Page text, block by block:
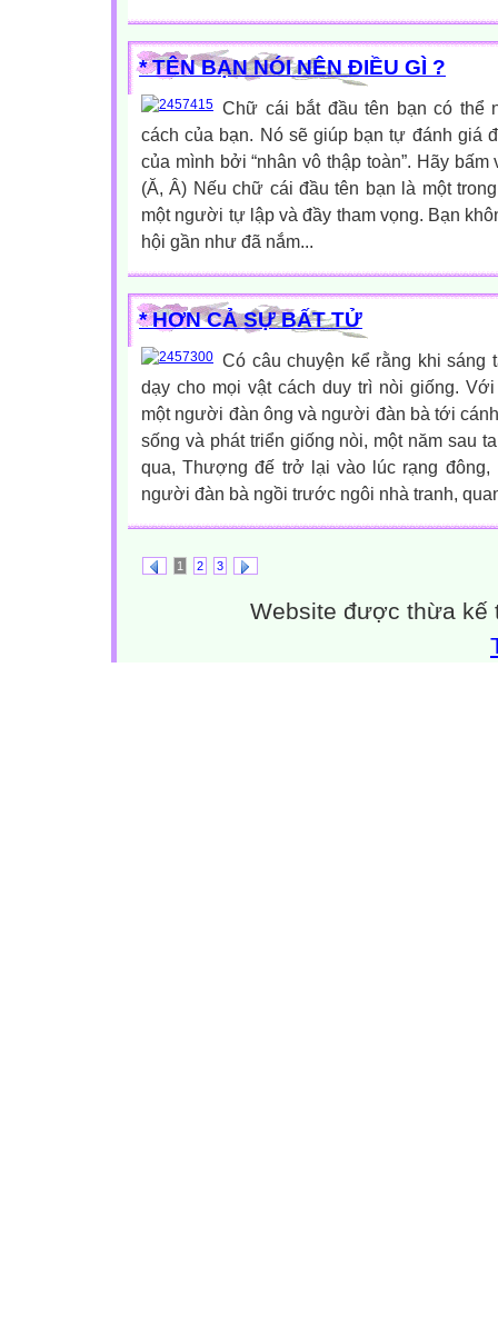
* TÊN BẠN NÓI NÊN ĐIỀU GÌ ?
Chữ cái bắt đầu tên bạn có thể
cách của bạn. Nó sẽ giúp bạn tự đánh giá
của mình bởi “nhân vô thập toàn”. Hãy
(Ă, Â) Nếu chữ cái đầu tên bạn là một
một người tự lập và đầy tham vọng. Bạn
hội gần như đã nắm...
* HƠN CẢ SỰ BẤT TỬ
Có câu chuyện kể rằng khi
dạy cho mọi vật cách duy trì nòi giống.
một người đàn ông và người đàn bà tới
sống và phát triển giống nòi, một năm sau
qua, Thượng đế trở lại vào lúc rạng
người đàn bà ngồi trước ngôi nhà tranh,
1 2 3
Website được thừa